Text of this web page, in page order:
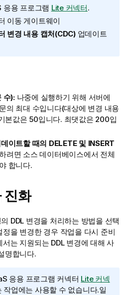
응용 프로그램 Lite 커넥터.
이동 게이트웨이
변경 내용 캡처(CDC)업데이트
수):나중에 실행하기 위해 서버에
의 최대 수입니다(대상에 변경 내용
본값은 50입니다. 최댓값은 200입
이트할 때의 DELETE 및 INSERT
려면 소스 데이터베이스에서 전체
합니다.
진화
DDL 변경을 처리하는 방법을 선택
을 변경한 경우 작업을 다시 준비
는 지원되는 DDL 변경에 대해 사
명합니다.
응용 프로그램 커넥터 Lite 커넥
작업에는 사용할 수 없습니다.일